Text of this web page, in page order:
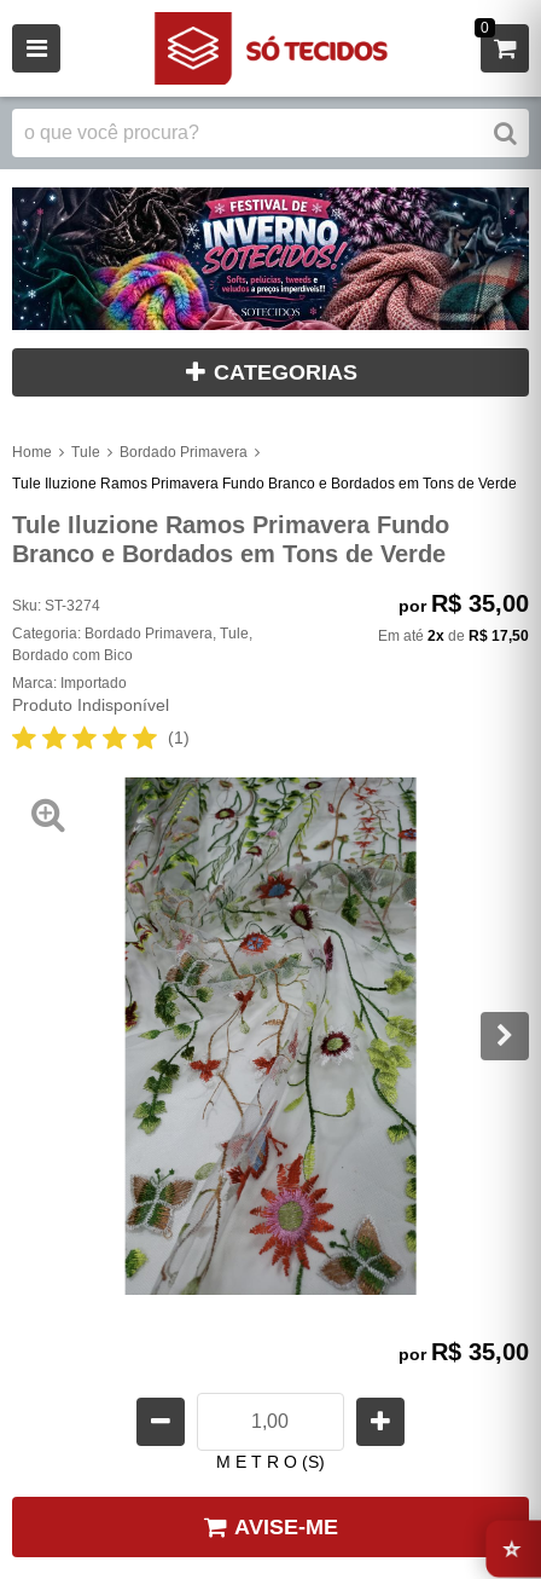
0
CATEGORIAS
Home Tule
Bordado Primavera
Tule Iluzione Ramos Primavera Fundo Branco e Bordados em Tons de Verde
Tule Iluzione Ramos Primavera Fundo
Branco e Bordados em Tons de Verde
Sku: ST-3274
Categoria: Bordado Primavera Tule
Bordado com Bico
Marca: Importado
Produto Indisponível
(1)
por R$ 35,00
Em até 2x de R$ 17,50
por R$ 35,00
M E T R O (S)
AVISE-ME